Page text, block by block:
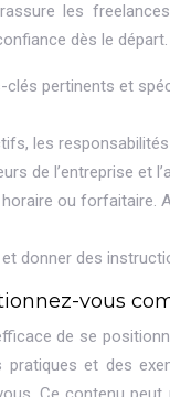
les
dès le départ.
pertinents et
les
de l’entreprise et
ou forfaitaire.
donner des
vous
de se
et des